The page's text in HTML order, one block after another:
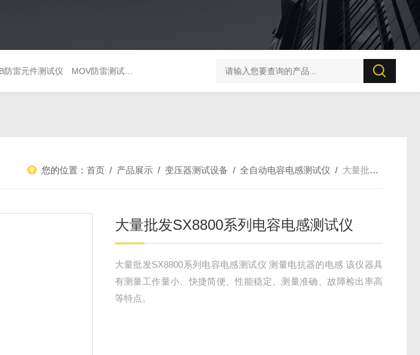
防雷元件测试仪 MOV防雷测试仪 避雷器巡检仪 UT506B 防雷元件测试仪
您的位置：首页 / 产品展示 /变压器测试设备 /全自动电容电感测试仪 / 大量批发SX8800系列电容电感测试仪
大量批发SX8800系列电容电感测试仪
大量批发SX8800系列电容电感测试仪 测量电抗器的电感 该仪器具
有测量工作量小、快捷简便、性能稳定、测量准确、故障检出率高
等特点。